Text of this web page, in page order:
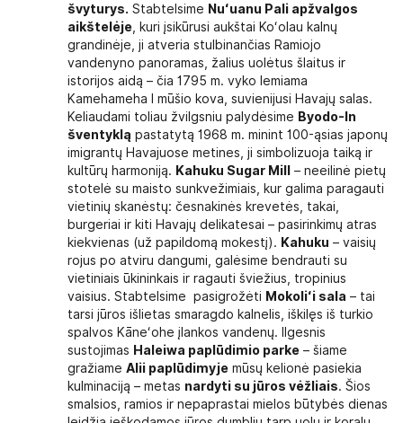
švyturys. Stabtelsime Nuʻuanu Pali apžvalgos
aikštelėje , kuri įsikūrusi aukštai Koʻolau kalnų
grandinėje, ji atveria stulbinančias Ramiojo
vandenyno panoramas, žalius uolėtus šlaitus ir
istorijos aidą – čia 1795 m. vyko lemiama
Kamehameha I mūšio kova, suvienijusi Havajų salas.
Keliaudami toliau žvilgsniu palydėsime Byodo-In
šventyklą pastatytą 1968 m. minint 100-ąsias japonų
imigrantų Havajuose metines, ji simbolizuoja taiką ir
kultūrų harmoniją. Kahuku Sugar Mill
– neeilinė pietų
stotelė su maisto sunkvežimiais, kur galima paragauti
vietinių skanėstų: česnakinės krevetės, takai,
burgeriai ir kiti Havajų delikatesai – pasirinkimų atras
kiekvienas (už papildomą mokestį). Kahuku – vaisių
rojus po atviru dangumi, galėsime bendrauti su
vietiniais ūkininkais ir ragauti šviežius, tropinius
vaisius. Stabtelsime pasigrožėti Mokoliʻi sala – tai
tarsi jūros išlietas smaragdo kalnelis, iškilęs iš turkio
spalvos Kāneʻohe įlankos vandenų. Ilgesnis
sustojimas Haleiwa paplūdimio parke – šiame
gražiameAlii paplūdimyje mūsų kelionė pasiekia
kulminaciją – metas nardyti su jūros vėžliais. Šios
smalsios, ramios ir nepaprastai mielos būtybės dienas